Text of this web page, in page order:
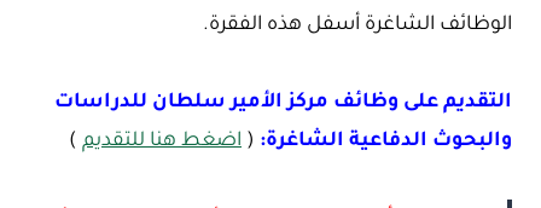
الوظائف الشاغرة أسفل هذه الفقرة.
التقديم على وظائف مركز الأمير سلطان للدراسات
والبحوث الدفاعية الشاغرة: ( اضغط هنا للتقديم )